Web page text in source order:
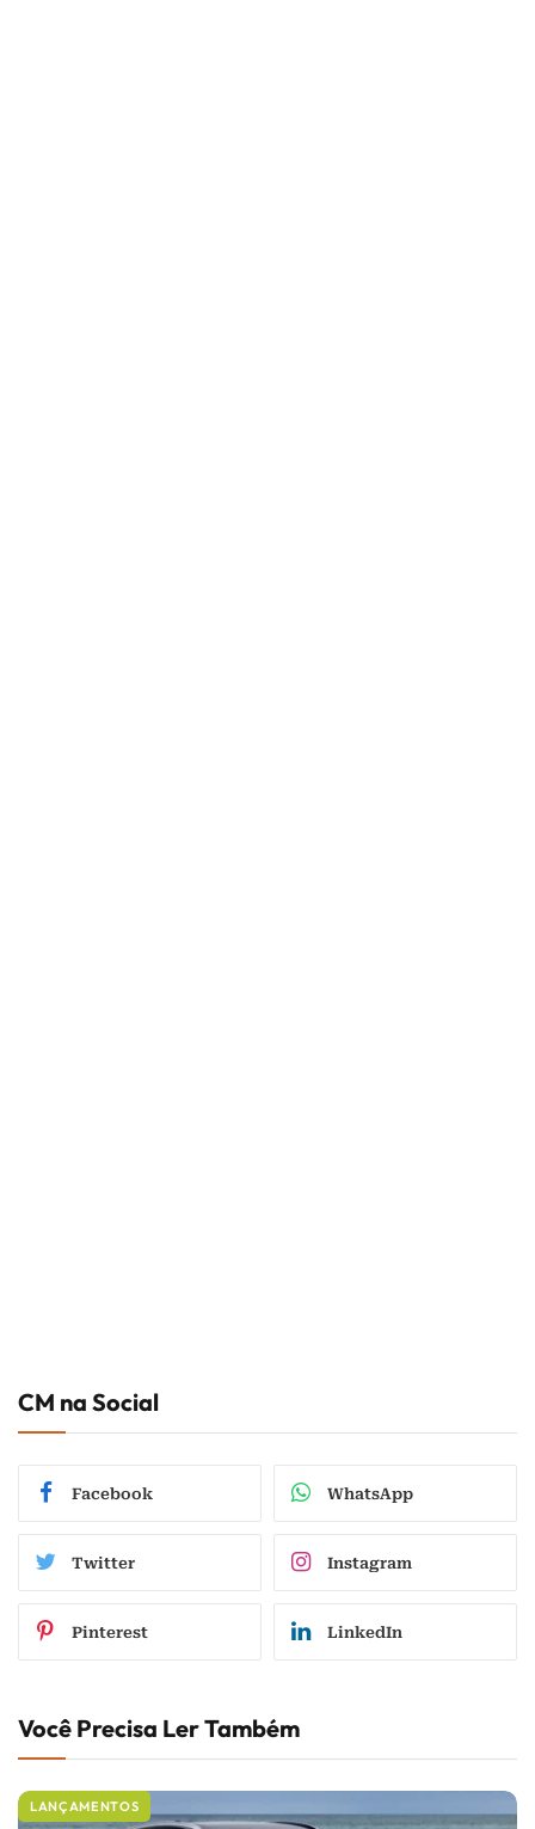
CM na Social
Facebook WhatsApp
Twitter Instagram
Pinterest LinkedIn
Você Precisa Ler Também
LANÇAMENTOS